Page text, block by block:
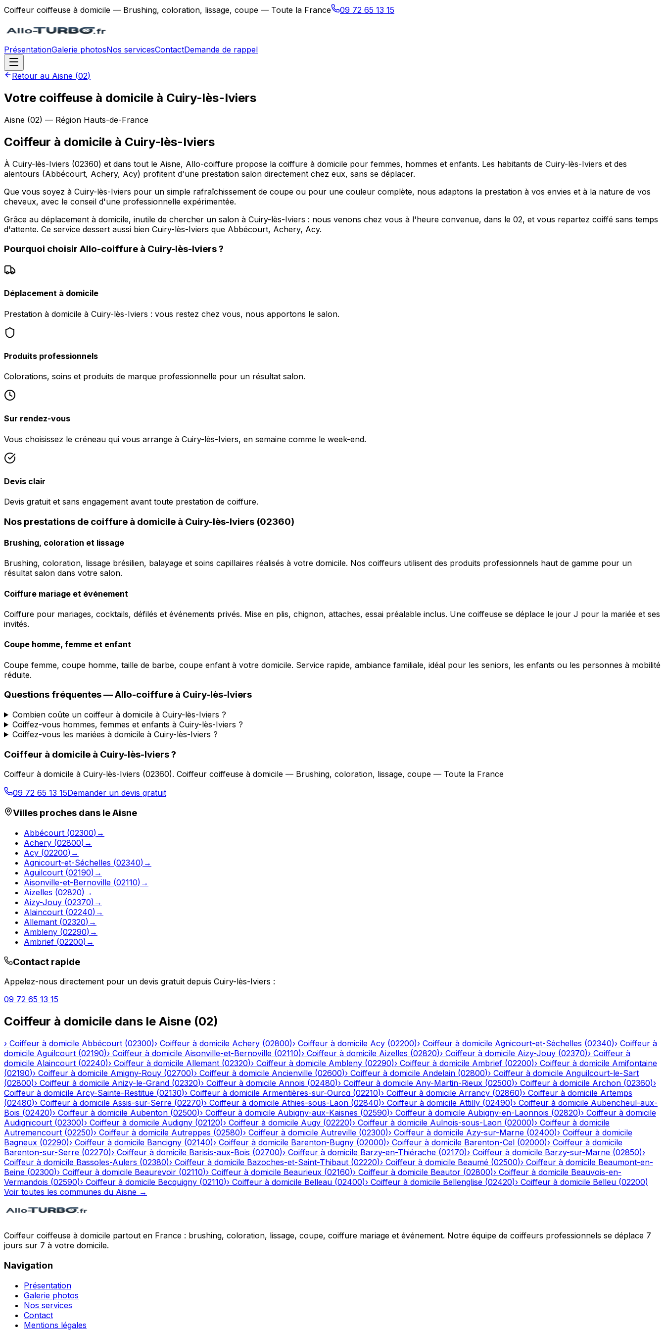
Coiffeur coiffeuse à domicile — Brushing, coloration, lissage, coupe — Toute la France 09 72 65 13 15
PrésentationGalerie photosNos servicesContactDemande de rappel
Retour au Aisne (02)
Votre coiffeuse à domicile à Cuiry-lès-Iviers
Aisne (02) — Région Hauts-de-France
Coiffeur à domicile à Cuiry-lès-Iviers
À Cuiry-lès-Iviers (02360) et dans tout le Aisne, Allo-coiffure propose la coiffure à domicile pour femmes, hommes et enfants. Les habitants de Cuiry-lès-Iviers et des
alentours (Abbécourt, Achery, Acy) profitent d'une prestation salon directement chez eux, sans se déplacer.
Que vous soyez à Cuiry-lès-Iviers pour un simple rafraîchissement de coupe ou pour une couleur complète, nous adaptons la prestation à vos envies et à la nature de vos
cheveux, avec le conseil d'une professionnelle expérimentée.
Grâce au déplacement à domicile, inutile de chercher un salon à Cuiry-lès-Iviers : nous venons chez vous à l'heure convenue, dans le 02, et vous repartez coiffé sans temps
d'attente. Ce service dessert aussi bien Cuiry-lès-Iviers que Abbécourt, Achery, Acy.
Pourquoi choisir Allo-coiffure à Cuiry-lès-Iviers?
Déplacement à domicile
Prestation à domicile à Cuiry-lès-Iviers : vous restez chez vous, nous apportons le salon.
Produits professionnels
Colorations, soins et produits de marque professionnelle pour un résultat salon.
Sur rendez-vous
Vous choisissez le créneau qui vous arrange à Cuiry-lès-Iviers, en semaine comme le week-end.
Devis clair
Devis gratuit et sans engagement avant toute prestation de coiffure.
Nos prestations de coiffure à domicile à Cuiry-lès-Iviers (02360)
Brushing, coloration et lissage
Brushing, coloration, lissage brésilien, balayage et soins capillaires réalisés à votre domicile. Nos coiffeurs utilisent des produits professionnels haut de gamme pour un
résultat salon dans votre salon.
Coiffure mariage et événement
Coiffure pour mariages, cocktails, défilés et événements privés. Mise en plis, chignon, attaches, essai préalable inclus. Une coiffeuse se déplace le jour J pour la mariée et ses
invités.
Coupe homme, femme et enfant
Coupe femme, coupe homme, taille de barbe, coupe enfant à votre domicile. Service rapide, ambiance familiale, idéal pour les seniors, les enfants ou les personnes à mobilité
réduite.
Questions fréquentes —Allo-coiffure à Cuiry-lès-Iviers
Combien coûte un coiffeur à domicile à Cuiry-lès-Iviers ?
Coiffez-vous hommes, femmes et enfants à Cuiry-lès-Iviers ?
Coiffez-vous les mariées à domicile à Cuiry-lès-Iviers ?
Coiffeur à domicile à Cuiry-lès-Iviers?
Coiffeur à domicile à Cuiry-lès-Iviers (02360). Coiffeur coiffeuse à domicile — Brushing, coloration, lissage, coupe — Toute la France
09 72 65 13 15Demander un devis gratuit
Villes proches dans leAisne
Abbécourt (02300) →
Achery (02800) →
Acy (02200) →
Agnicourt-et-Séchelles (02340) →
Aguilcourt (02190) →
Aisonville-et-Bernoville (02110) →
Aizelles (02820) →
Aizy-Jouy (02370) →
Alaincourt (02240) →
Allemant (02320) →
Ambleny (02290) →
Ambrief (02200) →
Contact rapide
Appelez-nous directement pour un devis gratuit depuis Cuiry-lès-Iviers :
09 72 65 13 15
Coiffeur à domicile dans le Aisne (02)
› Coiffeur à domicile Abbécourt (02300)› Coiffeur à domicile Achery (02800)› Coiffeur à domicile Acy (02200)› Coiffeur à domicile Agnicourt-et-Séchelles (02340)› Coiffeur à
domicile Aguilcourt (02190)› Coiffeur à domicile Aisonville-et-Bernoville (02110)› Coiffeur à domicile Aizelles (02820)› Coiffeur à domicile Aizy-Jouy (02370)› Coiffeur à
domicile Alaincourt (02240)› Coiffeur à domicile Allemant (02320)› Coiffeur à domicile Ambleny (02290)› Coiffeur à domicile Ambrief (02200)› Coiffeur à domicile Amifontaine
(02190)› Coiffeur à domicile Amigny-Rouy (02700)› Coiffeur à domicile Ancienville (02600)› Coiffeur à domicile Andelain (02800)› Coiffeur à domicile Anguilcourt-le-Sart
(02800)› Coiffeur à domicile Anizy-le-Grand (02320)› Coiffeur à domicile Annois (02480)› Coiffeur à domicile Any-Martin-Rieux (02500)› Coiffeur à domicile Archon (02360)›
Coiffeur à domicile Arcy-Sainte-Restitue (02130)› Coiffeur à domicile Armentières-sur-Ourcq (02210)› Coiffeur à domicile Arrancy (02860)› Coiffeur à domicile Artemps
(02480)› Coiffeur à domicile Assis-sur-Serre (02270)› Coiffeur à domicile Athies-sous-Laon (02840)› Coiffeur à domicile Attilly (02490)› Coiffeur à domicile Aubencheul-aux-
Bois (02420)› Coiffeur à domicile Aubenton (02500)› Coiffeur à domicile Aubigny-aux-Kaisnes (02590)› Coiffeur à domicile Aubigny-en-Laonnois (02820)› Coiffeur à domicile
Audignicourt (02300)› Coiffeur à domicile Audigny (02120)› Coiffeur à domicile Augy (02220)› Coiffeur à domicile Aulnois-sous-Laon (02000)› Coiffeur à domicile
Autremencourt (02250)› Coiffeur à domicile Autreppes (02580)› Coiffeur à domicile Autreville (02300)› Coiffeur à domicile Azy-sur-Marne (02400)› Coiffeur à domicile
Bagneux (02290)› Coiffeur à domicile Bancigny (02140)› Coiffeur à domicile Barenton-Bugny (02000)› Coiffeur à domicile Barenton-Cel (02000)› Coiffeur à domicile
Barenton-sur-Serre (02270)› Coiffeur à domicile Barisis-aux-Bois (02700)› Coiffeur à domicile Barzy-en-Thiérache (02170)› Coiffeur à domicile Barzy-sur-Marne (02850)›
Coiffeur à domicile Bassoles-Aulers (02380)› Coiffeur à domicile Bazoches-et-Saint-Thibaut (02220)› Coiffeur à domicile Beaumé (02500)› Coiffeur à domicile Beaumont-en-
Beine (02300)› Coiffeur à domicile Beaurevoir (02110)› Coiffeur à domicile Beaurieux (02160)› Coiffeur à domicile Beautor (02800)› Coiffeur à domicile Beauvois-en-
Vermandois (02590)› Coiffeur à domicile Becquigny (02110)› Coiffeur à domicile Belleau (02400)› Coiffeur à domicile Bellenglise (02420)› Coiffeur à domicile Belleu (02200)
Voir toutes les communes du Aisne →
Coiffeur coiffeuse à domicile partout en France : brushing, coloration, lissage, coupe, coiffure mariage et événement. Notre équipe de coiffeurs professionnels se déplace 7
jours sur 7 à votre domicile.
Navigation
Présentation
Galerie photos
Nos services
Contact
Mentions légales